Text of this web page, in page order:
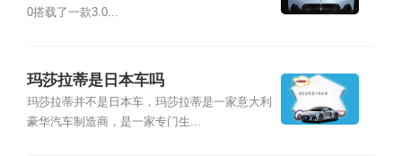
0搭载了一款3.0...
玛莎拉蒂是日本车吗
玛莎拉蒂并不是日本车，玛莎拉蒂是一家意大利
豪华汽车制造商，是一家专门生...